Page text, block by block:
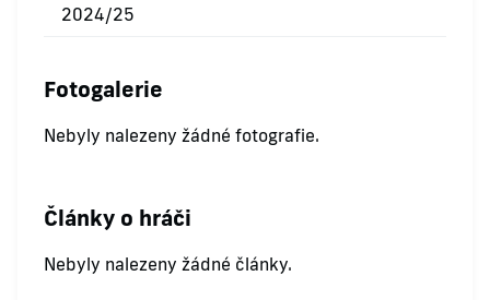
2024/25
Fotogalerie
Nebyly nalezeny žádné fotografie.
Články o hráči
Nebyly nalezeny žádné články.